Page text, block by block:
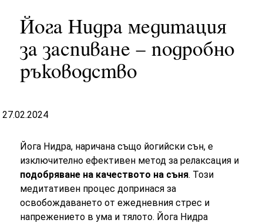
Йога Нидра медитация
за заспиване – подробно
ръководство
27.02.2024
Йога Нидра, наричана също йогийски сън, е
изключително ефективен метод за релаксация и
подобряване на качеството на съня. Този
медитативен процес допринася за
освобождаването от ежедневния стрес и
напрежението в ума и тялото. Йога Нидра